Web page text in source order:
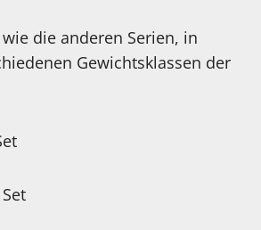
die anderen Serien, in
Gewichtsklassen der